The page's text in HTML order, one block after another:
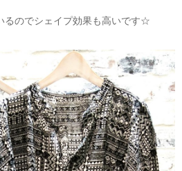
るのでシェイプ効果も高いです☆